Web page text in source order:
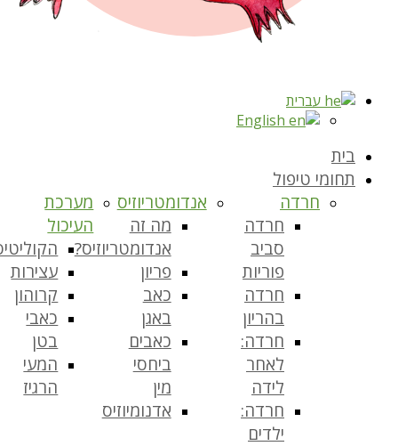
עברית
English
בית
תחומי טיפול
חרדה
חרדה
סביב
פוריות
חרדה
בהריון
חרדה:
לאחר
לידה
חרדה:
ילדים
אנדומטריוזיס
מה זה
אנדומטריוזיס?
פריון
כאב
באגן
כאבים
ביחסי
מין
אדנומיוזיס
מערכת
העיכול
עצירות
קרוהון
כאבי
בטן
המעי
הרגיז